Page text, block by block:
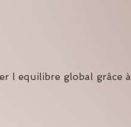
l equilibre global grâce à